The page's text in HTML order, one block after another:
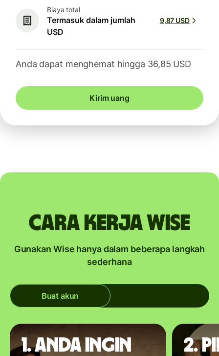
Biaya total
Termasuk dalam jumlah
USD
9,87 USD
Anda dapat menghemat hingga 36,85 USD
Kirim uang
Cara kerja Wise
Gunakan Wise hanya dalam beberapa langkah
sederhana
Buat akun
1. Anda ingin
2.